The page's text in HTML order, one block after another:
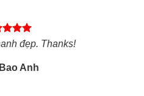
đẹp. Thanks!
Anh